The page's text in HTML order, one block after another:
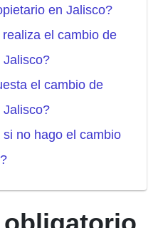
en Jalisco?
el cambio de
Jalisco?
el cambio de
Jalisco?
no hago el cambio